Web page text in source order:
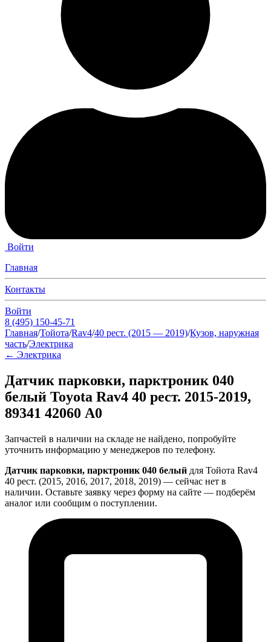
Войти
Главная
Контакты
Войти
8 (495) 150-45-71
Главная/Тойота/Rav4/40 рест. (2015 — 2019)/Кузов, наружная
часть/Электрика
← Электрика
Датчик парковки, парктроник 040
белый Toyota Rav4 40 рест. 2015-2019,
89341 42060 A0
Запчастей в наличии на складе не найдено, попробуйте
уточнить информацию у менеджеров по телефону.
Датчик парковки, парктроник 040 белый для Тойота Rav4
40 рест. (2015, 2016, 2017, 2018, 2019) — сейчас нет в
наличии. Оставьте заявку через форму на сайте — подберём
аналог или сообщим о поступлении.